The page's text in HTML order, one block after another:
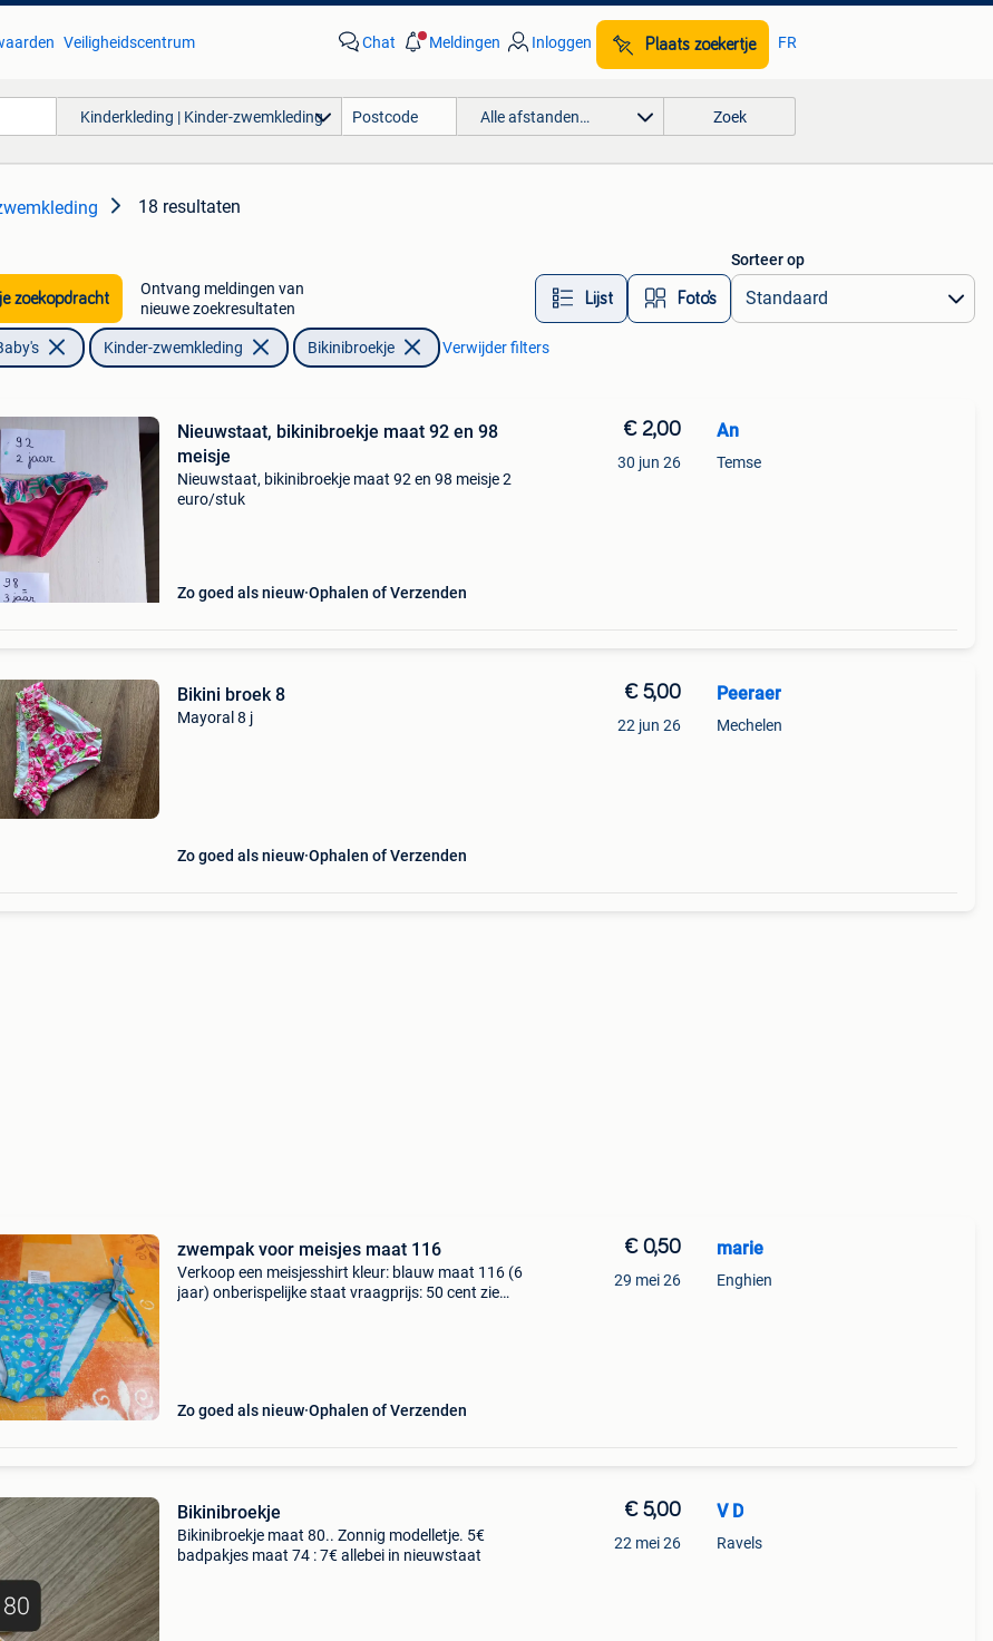
Veiligheidscentrum Chat Meldingen Inloggen Plaats zoekertje FR
Kinderkleding | Kinder-zwemkleding Alle afstanden… Zoek
18 resultaten
zoekopdracht
Ontvang meldingen van
nieuwe zoekresultaten
Lijst Foto’s
Sorteer op
Kinder-zwemkleding Bikinibroekje Verwijder filters
Nieuwstaat, bikinibroekje maat 92 en 98
meisje
Nieuwstaat, bikinibroekje maat 92 en 98 meisje 2
euro/stuk
Zo goed als nieuw Ophalen of Verzenden
€ 2,00
30 jun 26
An
Temse
Bikini broek 8
Mayoral 8 j
Zo goed als nieuw Ophalen of Verzenden
€ 5,00
22 jun 26
Peeraer
Mechelen
zwempak voor meisjes maat 116
Verkoop een meisjesshirt kleur: blauw maat 116 (6
jaar) onberispelijke staat vraagprijs: 50 cent zie
Zo goed als nieuw Ophalen of Verzenden
€ 0,50
29 mei 26
marie
Enghien
Bikinibroekje
Bikinibroekje maat 80.. Zonnig modelletje. 5€
badpakjes maat 74 : 7€ allebei in nieuwstaat
€ 5,00
22 mei 26
V D
Ravels